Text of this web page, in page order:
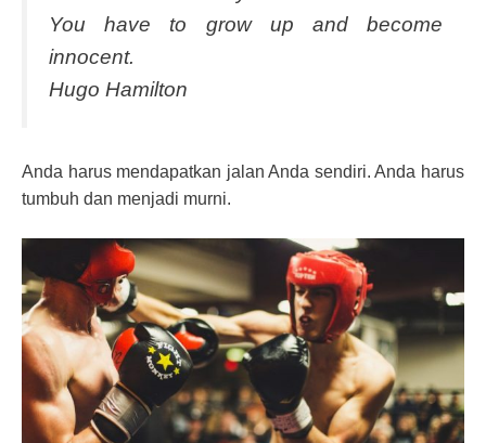
You have to grow up and become
innocent.
Hugo Hamilton
Anda harus mendapatkan jalan Anda sendiri. Anda harus
tumbuh dan menjadi murni.